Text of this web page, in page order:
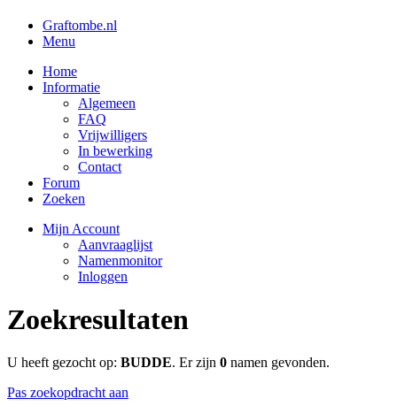
Graftombe.nl
Menu
Home
Informatie
Algemeen
FAQ
Vrijwilligers
In bewerking
Contact
Forum
Zoeken
Mijn Account
Aanvraaglijst
Namenmonitor
Inloggen
Zoekresultaten
U heeft gezocht op: BUDDE. Er zijn 0 namen gevonden.
Pas zoekopdracht aan